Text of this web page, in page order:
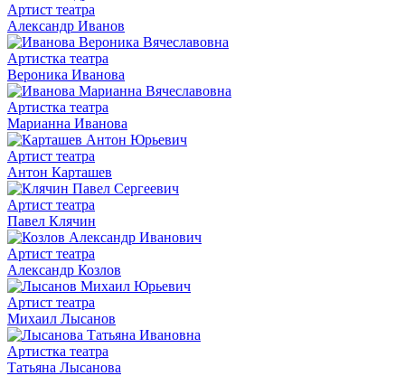
Артист театра
Александр Иванов
Артистка театра
Вероника Иванова
Артистка театра
Марианна Иванова
Артист театра
Антон Карташев
Артист театра
Павел Клячин
Артист театра
Александр Козлов
Артист театра
Михаил Лысанов
Артистка театра
Татьяна Лысанова